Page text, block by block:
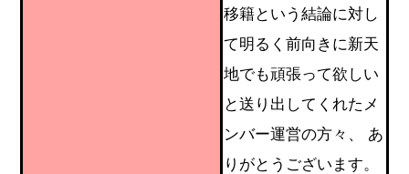
移籍という結論に対し
て明るく前向きに新天
地でも頑張って欲しい
と送り出してくれたメ
ンバー運営の方々、 あ
りがとうございます。